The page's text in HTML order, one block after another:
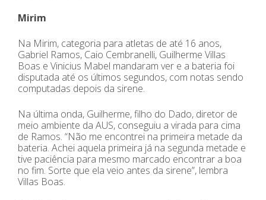
Mirim
Na Mirim, categoria para atletas de até 16 anos,
Gabriel Ramos, Caio Cembranelli, Guilherme Villas
Boas e Vinicius Mabel mandaram ver e a bateria foi
disputada até os últimos segundos, com notas sendo
computadas depois da sirene.
Na última onda, Guilherme, filho do Dado, diretor de
meio ambiente da AUS, conseguiu a virada para cima
de Ramos. “Não me encontrei na primeira metade da
bateria. Achei aquela primeira já na segunda metade e
tive paciência para mesmo marcado encontrar a boa
no fim. Sorte que ela veio antes da sirene”, lembra
Villas Boas.